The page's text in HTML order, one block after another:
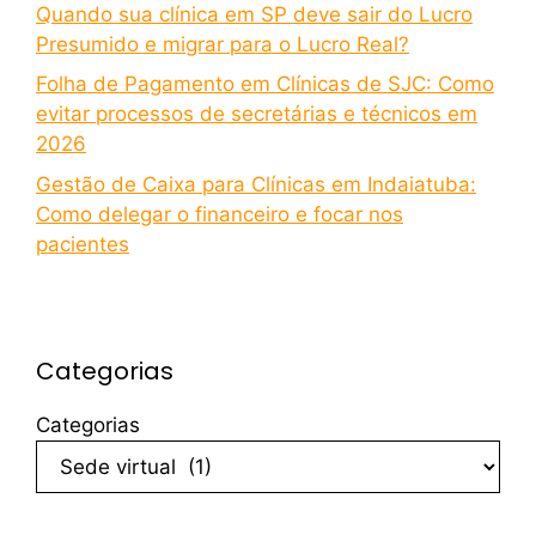
Quando sua clínica em SP deve sair do Lucro
Presumido e migrar para o Lucro Real?
Folha de Pagamento em Clínicas de SJC: Como
evitar processos de secretárias e técnicos em
2026
Gestão de Caixa para Clínicas em Indaiatuba:
Como delegar o financeiro e focar nos
pacientes
Categorias
Categorias